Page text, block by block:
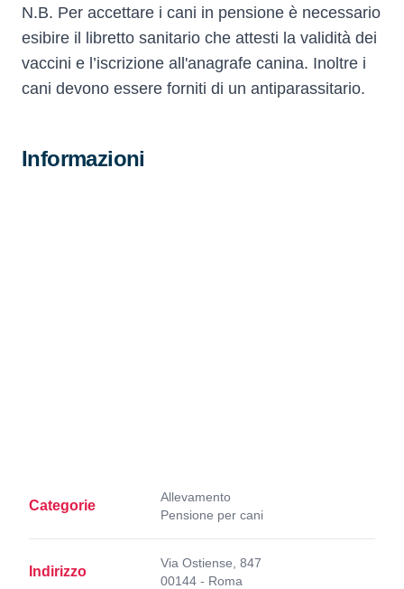
N.B. Per accettare i cani in pensione è necessario
esibire il libretto sanitario che attesti la validità dei
vaccini e l’iscrizione all'anagrafe canina. Inoltre i
cani devono essere forniti di un antiparassitario.
Informazioni
Categorie
Allevamento
Pensione per cani
Indirizzo
Via Ostiense, 847
00144 - Roma